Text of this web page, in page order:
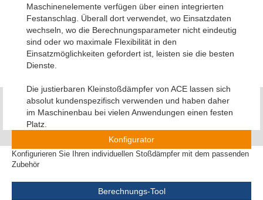
Maschinenelemente verfügen über einen integrierten
Festanschlag. Überall dort verwendet, wo Einsatzdaten
wechseln, wo die Berechnungsparameter nicht eindeutig
sind oder wo maximale Flexibilität in den
Einsatzmöglichkeiten gefordert ist, leisten sie die besten
Dienste.
Die justierbaren Kleinstoßdämpfer von ACE lassen sich
absolut kundenspezifisch verwenden und haben daher
im Maschinenbau bei vielen Anwendungen einen festen
Platz.
Konfigurator
Konfigurieren Sie Ihren individuellen Stoßdämpfer mit dem passenden
Zubehör
Berechnungs-Tool